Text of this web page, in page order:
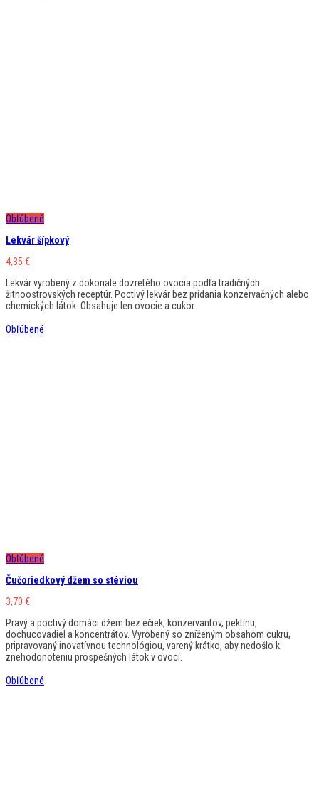
Obľúbené
Lekvár šípkový
4,35 €
Lekvár vyrobený z dokonale dozretého ovocia podľa tradičných
žitnoostrovských receptúr. Poctivý lekvár bez pridania konzervačných alebo
chemických látok. Obsahuje len ovocie a cukor.
Obľúbené
Obľúbené
Čučoriedkový džem so stéviou
3,70 €
Pravý a poctivý domáci džem bez éčiek, konzervantov, pektínu,
dochucovadiel a koncentrátov. Vyrobený so zníženým obsahom cukru,
pripravovaný inovatívnou technológiou, varený krátko, aby nedošlo k
znehodonoteniu prospešných látok v ovocí.
Obľúbené